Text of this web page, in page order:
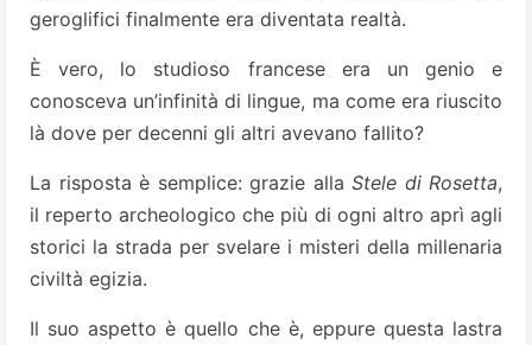
geroglifici finalmente era diventata realtà.
È vero, lo studioso francese era un genio e
conosceva un’infinità di lingue, ma come era riuscito
là dove per decenni gli altri avevano fallito?
La risposta è semplice: grazie alla Stele di Rosetta,
il reperto archeologico che più di ogni altro aprì agli
storici la strada per svelare i misteri della millenaria
civiltà egizia.
Il suo aspetto è quello che è, eppure questa lastra